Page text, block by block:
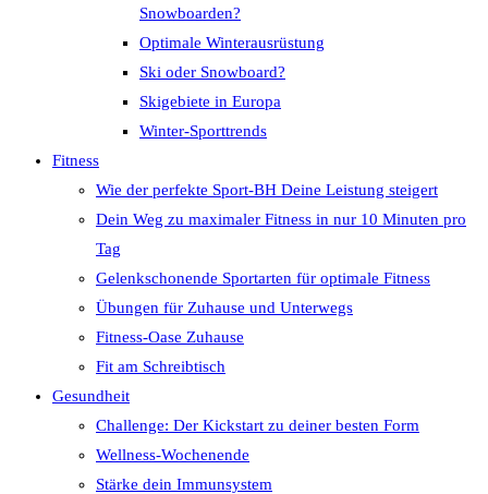
Snowboarden?
Optimale Winterausrüstung
Ski oder Snowboard?
Skigebiete in Europa
Winter-Sporttrends
Fitness
Wie der perfekte Sport-BH Deine Leistung steigert
Dein Weg zu maximaler Fitness in nur 10 Minuten pro
Tag
Gelenkschonende Sportarten für optimale Fitness
Übungen für Zuhause und Unterwegs
Fitness-Oase Zuhause
Fit am Schreibtisch
Gesundheit
Challenge: Der Kickstart zu deiner besten Form
Wellness-Wochenende
Stärke dein Immunsystem